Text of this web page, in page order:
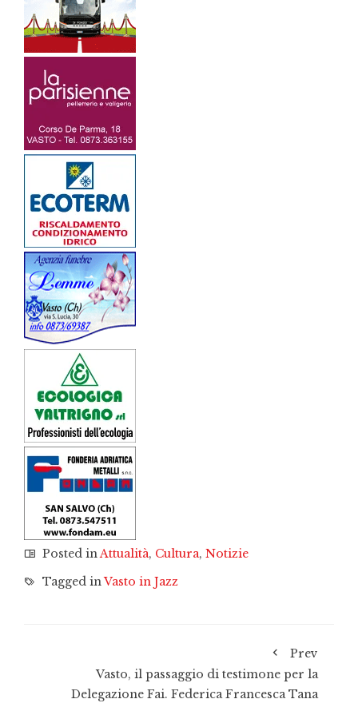
Posted inAttualità, Cultura, Notizie
Tagged inVasto in Jazz
Prev
Vasto, il passaggio di testimone per la
Delegazione Fai. Federica Francesca Tana